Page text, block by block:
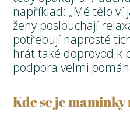
například: „Mé tělo ví
ženy poslouchají
potřebují naprosté
hrát také doprovod k
podpora velmi
Kde se je